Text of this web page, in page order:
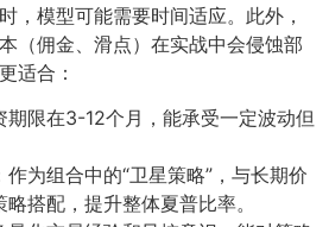
，模型可能需要时间适应。此外，
（佣金、滑点）在实战中会侵蚀部
适合：
期限在3-12个月，能承受一定波动但
作为组合中的“卫星策略”，与长期价
搭配，提升整体夏普比率。